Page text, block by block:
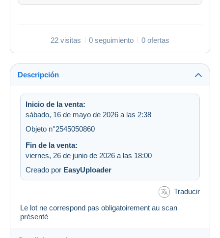
22 visitas 0 seguimiento 0 ofertas
Descripción
Inicio de la venta:
sábado, 16 de mayo de 2026 a las 2:38
Objeto n°2545050860
Fin de la venta:
viernes, 26 de junio de 2026 a las 18:00
Creado por EasyUploader
Traducir
Le lot ne correspond pas obligatoirement au scan
présenté